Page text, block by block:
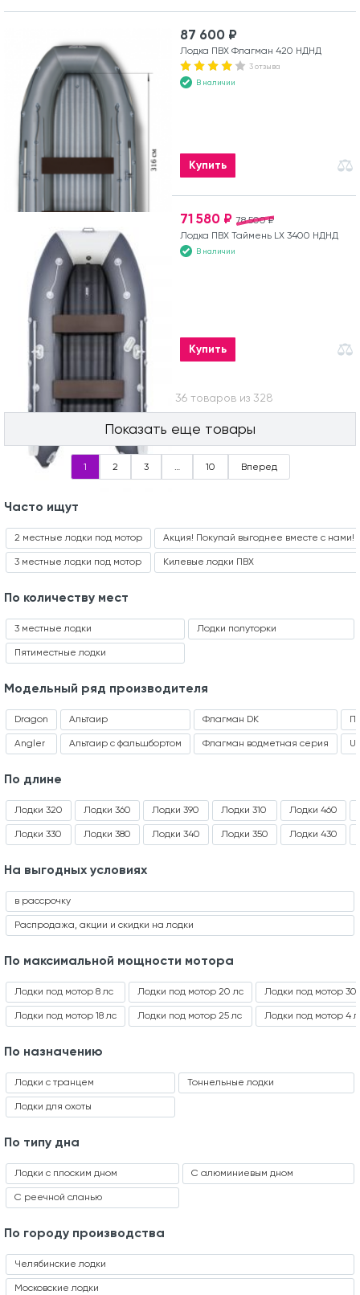
87 600 ₽
Лодка ПВХ Флагман 420 НДНД
3 отзыва
В наличии
Купить
78 500 ₽
71 580 ₽
Лодка ПВХ Таймень LX 3400 НДНД
В наличии
Купить
Вы посмотрели 36 товаров из 328
Показать еще товары
1 2 3 … 10 Вперед
Часто ищут
2 местные лодки под мотор
3 местные лодки под мотор
Акция! Покупай выгоднее вместе с нами!
Килевые лодки ПВХ
По количеству мест
3 местные лодки
Пятиместные лодки
Лодки полуторки
Модельный ряд производителя
Dragon
Angler
Альтаир
Альтаир с фальшбортом
Флагман DK
Флагман водметная серия
По длине
Лодки 320
Лодки 330
Лодки 360
Лодки 380
Лодки 390
Лодки 340
Лодки 310
Лодки 350
Лодки 460
Лодки 430
На выгодных условиях
в рассрочку
Распродажа, акции и скидки на лодки
По максимальной мощности мотора
Лодки под мотор 8 лс
Лодки под мотор 18 лс
Лодки под мотор 20 лс
Лодки под мотор 25 лс
Лодки под мотор 30
Лодки под мотор 4
По назначению
Лодки с транцем
Лодки для охоты
Тоннельные лодки
По типу дна
Лодки с плоским дном
С реечной сланью
С алюминиевым дном
По городу производства
Челябинские лодки
Московские лодки